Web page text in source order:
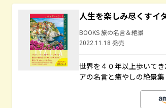
人生を楽しみ尽くすイ
BOOKS 旅の名言＆絶景
2022.11.18 発売
世界を４０年以上歩いて
アの名言と癒やしの絶景集